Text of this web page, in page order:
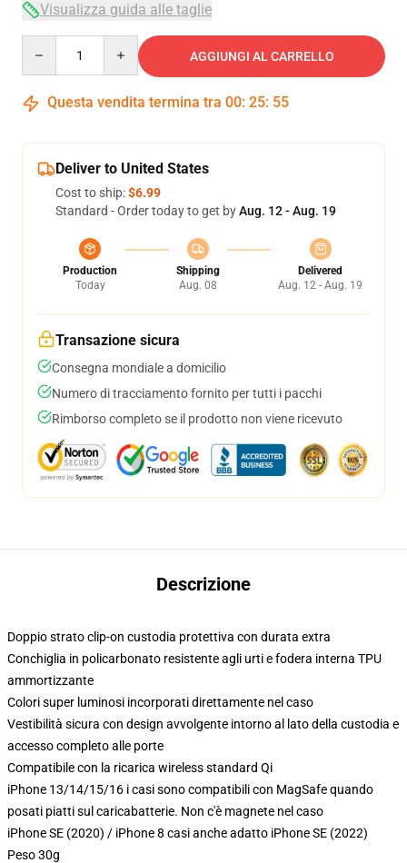
Visualizza guida alle taglie
AGGIUNGI AL CARRELLO
Questa vendita termina tra 00: 25: 54
Deliver to United States
Cost to ship:$6.99
Standard - Order today to get byAug. 12 - Aug. 19
Production
Today
Shipping
Aug. 08
Delivered
Aug. 12 - Aug. 19
Transazione sicura
Consegna mondiale a domicilio
Numero di tracciamento fornito per tutti i pacchi
Rimborso completo se il prodotto non viene ricevuto
Descrizione
Doppio strato clip-on custodia protettiva con durata extra
Conchiglia in policarbonato resistente agli urti e fodera interna TPU
ammortizzante
Colori super luminosi incorporati direttamente nel caso
Vestibilità sicura con design avvolgente intorno al lato della custodia e
accesso completo alle porte
Compatibile con la ricarica wireless standard Qi
iPhone 13/14/15/16 i casi sono compatibili con MagSafe quando
posati piatti sul caricabatterie. Non c'è magnete nel caso
iPhone SE (2020) / iPhone 8 casi anche adatto iPhone SE (2022)
Peso 30g